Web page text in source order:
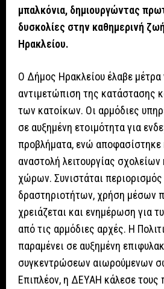
μπαλκόνια, δημιουργώντας
δυσκολίες στην καθημερινή
Ηρακλείου.
Ο Δήμος Ηρακλείου έλαβε μέτρα
αντιμετώπιση της κατάστασης
των κατοίκων. Οι αρμόδιες
σε αυξημένη ετοιμότητα για
προβλήματα, ενώ
αναστολή λειτουργίας
χώρων. Συνιστάται
δραστηριοτήτων, χρήση μέσων
χρειάζεται και ενημέρωση για
από τις αρμόδιες αρχές. Η
παραμένει σε αυξημένη
συγκεντρώσεων αιωρούμενων
Επιπλέον, η ΔΕΥΑΗ κάλεσε τους